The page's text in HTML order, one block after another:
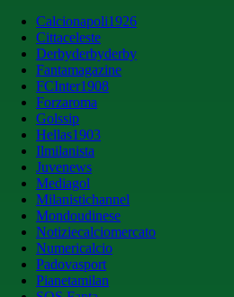
Calcionapoli1926
Cittaceleste
Derbyderbyderby
Fantamagazine
FCInter1908
Forzaroma
Golssip
Hellas1903
Ilmilanista
Juvenews
Mediagol
Milanistichannel
Mondoudinese
Notiziecalciomercato
Numericalcio
Padovasport
Pianetamilan